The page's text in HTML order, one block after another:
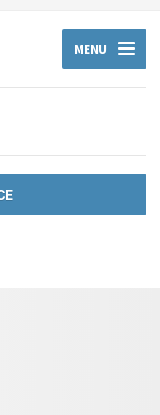
MENU